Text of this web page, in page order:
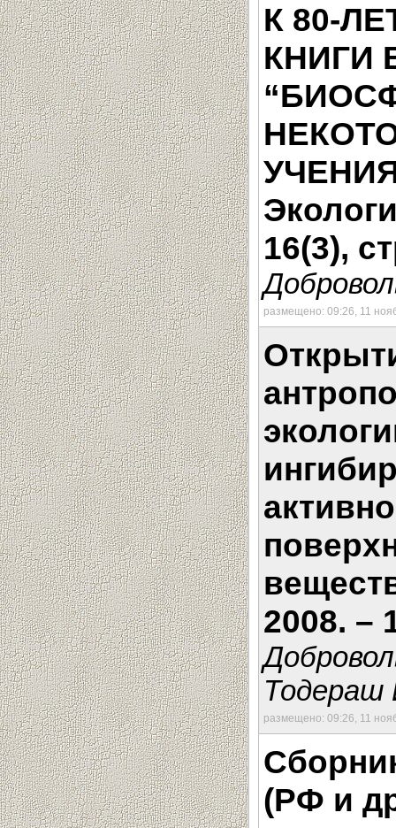
К 80-
КНИГИ
16(3),
размещено: 09:26, 11
2008. –
Тодераш
размещено: 09:26, 11
(РФ и